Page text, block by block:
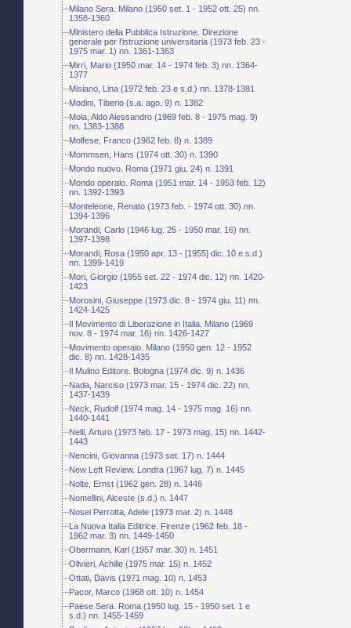
Milano Sera. Milano (1950 set. 1 - 1952 ott. 25) nn.
1358-1360
Ministero della Pubblica Istruzione. Direzione
generale per l'istruzione universitaria (1973 feb. 23 -
1975 mar. 1) nn. 1361-1363
Mirri, Mario (1950 mar. 14 - 1974 feb. 3) nn. 1364-
1377
Misiano, Lina (1972 feb. 23 e s.d.) nn. 1378-1381
Modini, Tiberio (s.a. ago. 9) n. 1382
Mola, Aldo Alessandro (1969 feb. 8 - 1975 mag. 9)
nn. 1383-1388
Molfese, Franco (1962 feb. 8) n. 1389
Mommsen, Hans (1974 ott. 30) n. 1390
Mondo nuovo. Roma (1971 giu. 24) n. 1391
Mondo operaio. Roma (1951 mar. 14 - 1953 feb. 12)
nn. 1392-1393
Monteleone, Renato (1973 feb. - 1974 ott. 30) nn.
1394-1396
Morandi, Carlo (1946 lug. 25 - 1950 mar. 16) nn.
1397-1398
Morandi, Rosa (1950 apr. 13 - [1955] dic. 10 e s.d.)
nn. 1399-1419
Mori, Giorgio (1955 set. 22 - 1974 dic. 12) nn. 1420-
1423
Morosini, Giuseppe (1973 dic. 8 - 1974 giu. 11) nn.
1424-1425
Il Movimento di Liberazione in Italia. Milano (1969
nov. 8 - 1974 mar. 16) nn. 1426-1427
Movimento operaio. Milano (1950 gen. 12 - 1952
dic. 8) nn. 1428-1435
Il Mulino Editore. Bologna (1974 dic. 9) n. 1436
Nada, Narciso (1973 mar. 15 - 1974 dic. 22) nn.
1437-1439
Neck, Rudolf (1974 mag. 14 - 1975 mag. 16) nn.
1440-1441
Nelli, Arturo (1973 feb. 17 - 1973 mag. 15) nn. 1442-
1443
Nencini, Giovanna (1973 set. 17) n. 1444
New Left Review. Londra (1967 lug. 7) n. 1445
Nolte, Ernst (1962 gen. 28) n. 1446
Nomellini, Alceste (s.d.) n. 1447
Nosei Perrotta, Adele (1973 mar. 2) n. 1448
La Nuova Italia Editrice. Firenze (1962 feb. 18 -
1962 mar. 3) nn. 1449-1450
Obermann, Karl (1957 mar. 30) n. 1451
Olivieri, Achille (1975 mar. 15) n. 1452
Ottati, Davis (1971 mag. 10) n. 1453
Pacor, Marco (1968 ott. 10) n. 1454
Paese Sera. Roma (1950 lug. 15 - 1950 set. 1 e
s.d.) nn. 1455-1459